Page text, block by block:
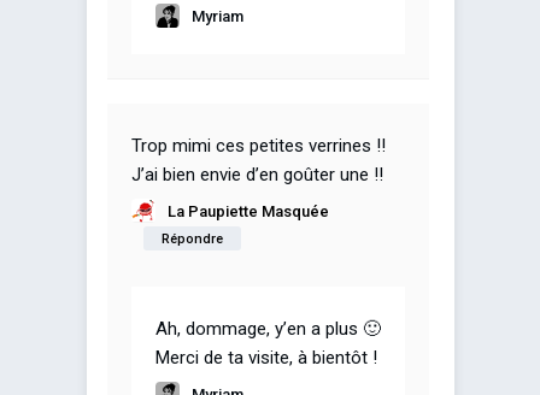
Myriam
Trop mimi ces petites verrines !!
J’ai bien envie d’en goûter une !!
La Paupiette Masquée
Répondre
Ah, dommage, y’en a plus 🙂
Merci de ta visite, à bientôt !